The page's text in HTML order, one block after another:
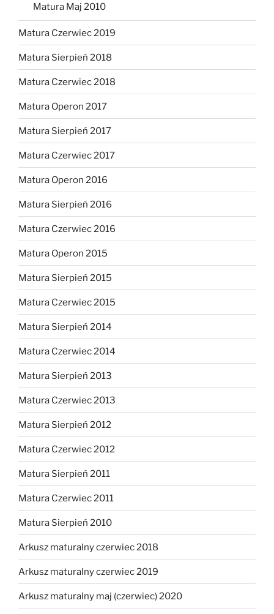
Matura Maj 2010
Matura Czerwiec 2019
Matura Sierpień 2018
Matura Czerwiec 2018
Matura Operon 2017
Matura Sierpień 2017
Matura Czerwiec 2017
Matura Operon 2016
Matura Sierpień 2016
Matura Czerwiec 2016
Matura Operon 2015
Matura Sierpień 2015
Matura Czerwiec 2015
Matura Sierpień 2014
Matura Czerwiec 2014
Matura Sierpień 2013
Matura Czerwiec 2013
Matura Sierpień 2012
Matura Czerwiec 2012
Matura Sierpień 2011
Matura Czerwiec 2011
Matura Sierpień 2010
Arkusz maturalny czerwiec 2018
Arkusz maturalny czerwiec 2019
Arkusz maturalny maj (czerwiec) 2020